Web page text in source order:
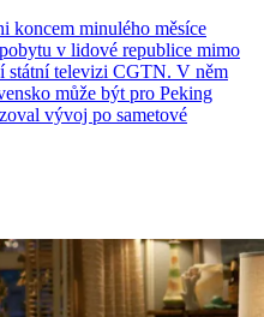
koncem minulého měsíce
v lidové republice mimo
státní televizi CGTN. V něm
může být pro Peking
vývoj po sametové